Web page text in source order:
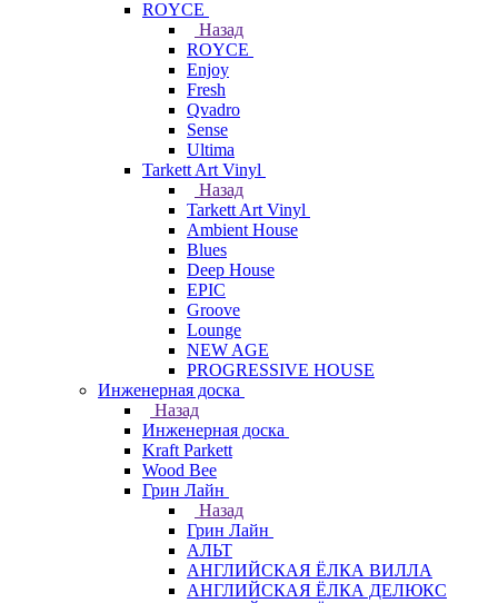
ROYCE
Назад
ROYCE
Enjoy
Fresh
Qvadro
Sense
Ultima
Tarkett Art Vinyl
Назад
Tarkett Art Vinyl
Ambient House
Blues
Deep House
EPIC
Groove
Lounge
NEW AGE
PROGRESSIVE HOUSE
Инженерная доска
Назад
Инженерная доска
Kraft Parkett
Wood Bee
Грин Лайн
Назад
Грин Лайн
АЛЬТ
АНГЛИЙСКАЯ ЁЛКА ВИЛЛА
АНГЛИЙСКАЯ ЁЛКА ДЕЛЮКС